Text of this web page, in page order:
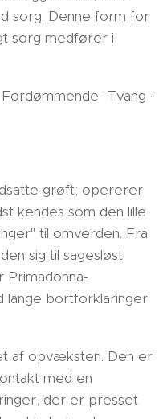
sorg. Denne form for
sorg medfører i
-Tvang -
grøft; opererer
kendes som den lille
til omverden. Fra
sig til sagesløst
Primadonna-
lange bortforklaringer
af opvæksten. Den er
med en
der er presset